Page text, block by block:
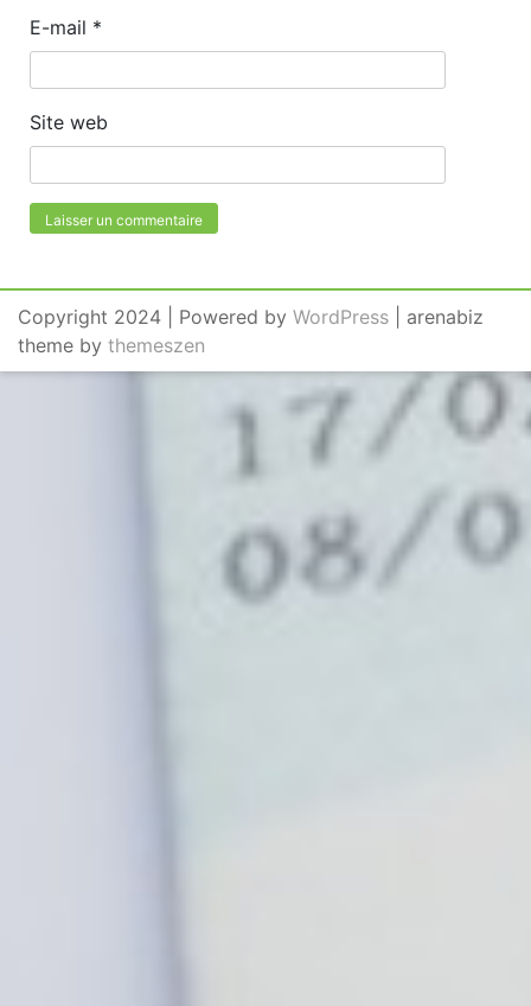
E-mail *
Site web
Copyright 2024 | Powered by WordPress | arenabiz
theme by themeszen